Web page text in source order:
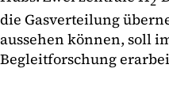
die Gasverteilung
aussehen können, soll
Begleitforschung